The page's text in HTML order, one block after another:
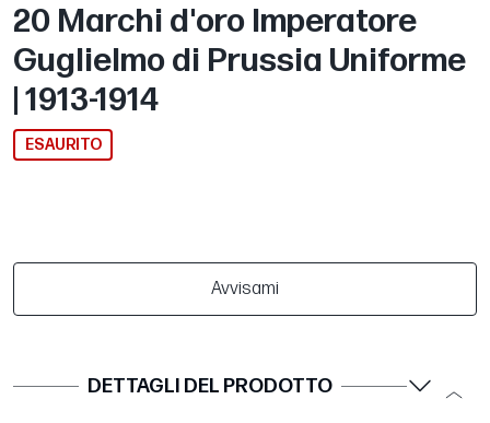
20 Marchi d'oro Imperatore
Guglielmo di Prussia Uniforme
| 1913-1914
ESAURITO
Avvisami
DETTAGLI DEL PRODOTTO